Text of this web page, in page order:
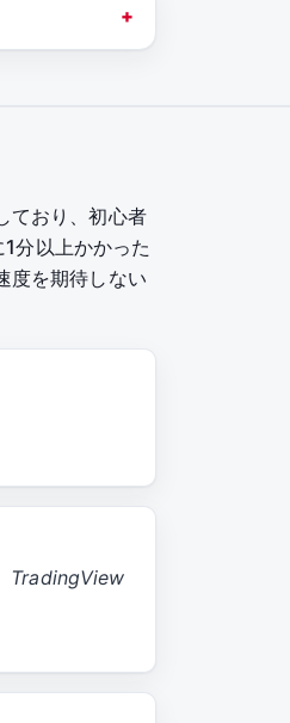
ており、初心者
分以上かかった
度を期待しない
TradingView